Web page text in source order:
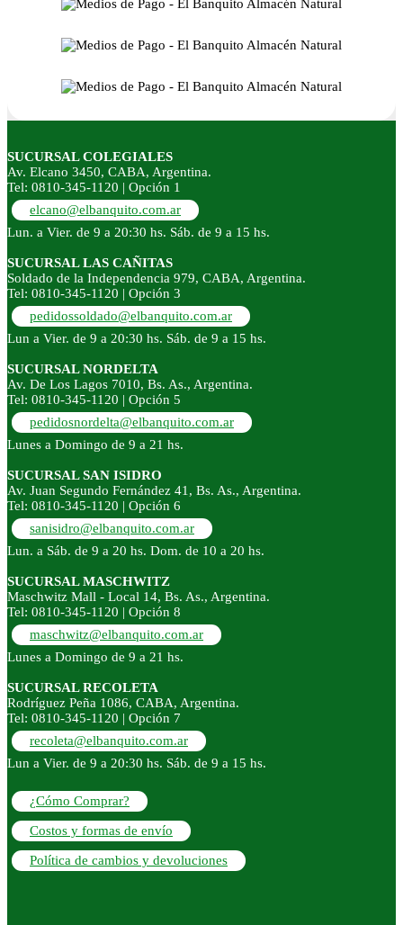
SUCURSAL COLEGIALES
Av. Elcano 3450, CABA, Argentina.
Tel: 0810-345-1120 | Opción 1
elcano@elbanquito.com.ar
Lun. a Vier. de 9 a 20:30 hs. Sáb. de 9 a 15 hs.
SUCURSAL LAS CAÑITAS
Soldado de la Independencia 979, CABA, Argentina.
Tel: 0810-345-1120 | Opción 3
pedidossoldado@elbanquito.com.ar
Lun a Vier. de 9 a 20:30 hs. Sáb. de 9 a 15 hs.
SUCURSAL NORDELTA
Av. De Los Lagos 7010, Bs. As., Argentina.
Tel: 0810-345-1120 | Opción 5
pedidosnordelta@elbanquito.com.ar
Lunes a Domingo de 9 a 21 hs.
SUCURSAL SAN ISIDRO
Av. Juan Segundo Fernández 41, Bs. As., Argentina.
Tel: 0810-345-1120 | Opción 6
sanisidro@elbanquito.com.ar
Lun. a Sáb. de 9 a 20 hs. Dom. de 10 a 20 hs.
SUCURSAL MASCHWITZ
Maschwitz Mall - Local 14, Bs. As., Argentina.
Tel: 0810-345-1120 | Opción 8
maschwitz@elbanquito.com.ar
Lunes a Domingo de 9 a 21 hs.
SUCURSAL RECOLETA
Rodríguez Peña 1086, CABA, Argentina.
Tel: 0810-345-1120 | Opción 7
recoleta@elbanquito.com.ar
Lun a Vier. de 9 a 20:30 hs. Sáb. de 9 a 15 hs.
¿Cómo Comprar?
Costos y formas de envío
Política de cambios y devoluciones